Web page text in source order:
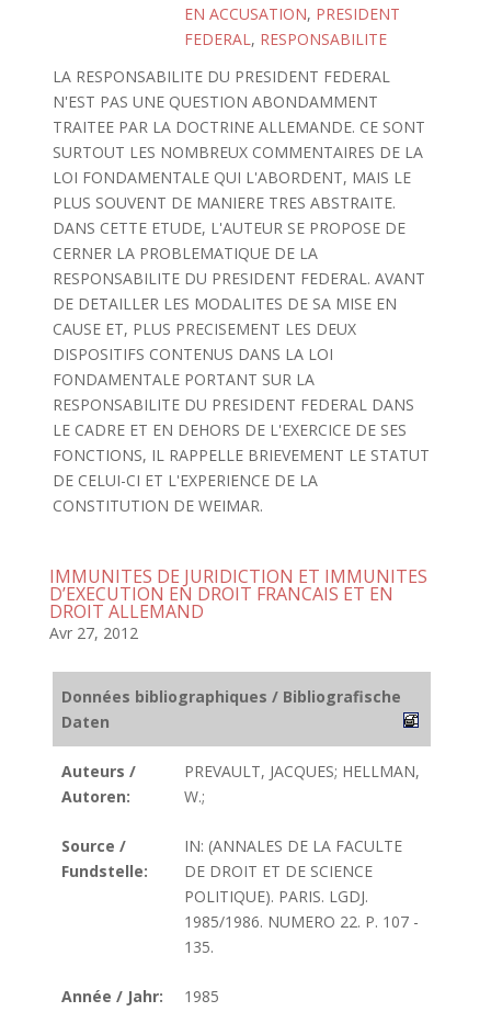
EN ACCUSATION, PRESIDENT
FEDERAL, RESPONSABILITE
LA RESPONSABILITE DU PRESIDENT FEDERAL
N'EST PAS UNE QUESTION ABONDAMMENT
TRAITEE PAR LA DOCTRINE ALLEMANDE. CE SONT
SURTOUT LES NOMBREUX COMMENTAIRES DE LA
LOI FONDAMENTALE QUI L'ABORDENT, MAIS LE
PLUS SOUVENT DE MANIERE TRES ABSTRAITE.
DANS CETTE ETUDE, L'AUTEUR SE PROPOSE DE
CERNER LA PROBLEMATIQUE DE LA
RESPONSABILITE DU PRESIDENT FEDERAL. AVANT
DE DETAILLER LES MODALITES DE SA MISE EN
CAUSE ET, PLUS PRECISEMENT LES DEUX
DISPOSITIFS CONTENUS DANS LA LOI
FONDAMENTALE PORTANT SUR LA
RESPONSABILITE DU PRESIDENT FEDERAL DANS
LE CADRE ET EN DEHORS DE L'EXERCICE DE SES
FONCTIONS, IL RAPPELLE BRIEVEMENT LE STATUT
DE CELUI-CI ET L'EXPERIENCE DE LA
CONSTITUTION DE WEIMAR.
IMMUNITES DE JURIDICTION ET IMMUNITES
D’EXECUTION EN DROIT FRANCAIS ET EN
DROIT ALLEMAND
Avr 27, 2012
Données bibliographiques / Bibliografische
Daten
Auteurs /
Autoren:
PREVAULT, JACQUES; HELLMAN,
W.;
Source /
Fundstelle:
IN: (ANNALES DE LA FACULTE
DE DROIT ET DE SCIENCE
POLITIQUE). PARIS. LGDJ.
1985/1986. NUMERO 22. P. 107 -
135.
Année / Jahr: 1985